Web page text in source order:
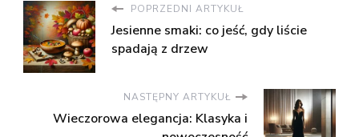
POPRZEDNI ARTYKUŁ
Jesienne smaki: co jeść, gdy liście
spadają z drzew
NASTĘPNY ARTYKUŁ
Wieczorowa elegancja: Klasyka i